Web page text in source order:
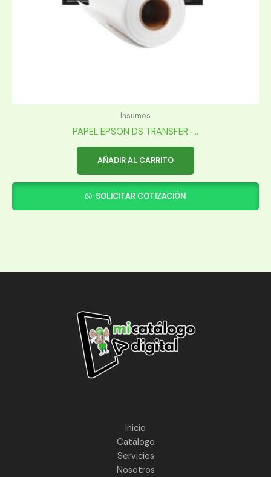
Insumos
PAPEL EPSON DS TRANSFER-...
AÑADIR AL CARRITO
SOLICITAR COTIZACIÓN
Inicio
Catálogo
Servicios
Nosotros